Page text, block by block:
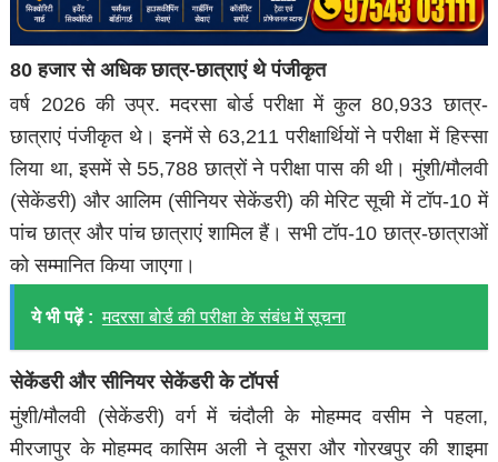
80 हजार से अधिक छात्र-छात्राएं थे पंजीकृत
वर्ष 2026 की उप्र. मदरसा बोर्ड परीक्षा में कुल 80,933 छात्र-
छात्राएं पंजीकृत थे। इनमें से 63,211 परीक्षार्थियों ने परीक्षा में हिस्सा
लिया था, इसमें से 55,788 छात्रों ने परीक्षा पास की थी। मुंशी/मौलवी
(सेकेंडरी) और आलिम (सीनियर सेकेंडरी) की मेरिट सूची में टॉप-10 में
पांच छात्र और पांच छात्राएं शामिल हैं। सभी टॉप-10 छात्र-छात्राओं
को सम्मानित किया जाएगा।
ये भी पढ़ें : मदरसा बोर्ड की परीक्षा के संबंध में सूचना
सेकेंडरी और सीनियर सेकेंडरी के टॉपर्स
मुंशी/मौलवी (सेकेंडरी) वर्ग में चंदौली के मोहम्मद वसीम ने पहला,
मीरजापुर के मोहम्मद कासिम अली ने दूसरा और गोरखपुर की शाइमा